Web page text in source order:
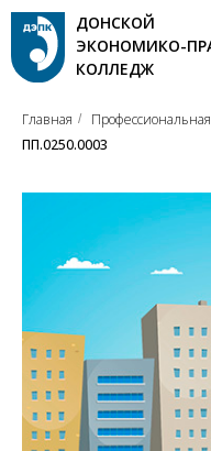
ДОНСКОЙ
ЭКОНОМИКО-ПРАВОВОЙ
КОЛЛЕДЖ
Главная /
ПП.0250.0003